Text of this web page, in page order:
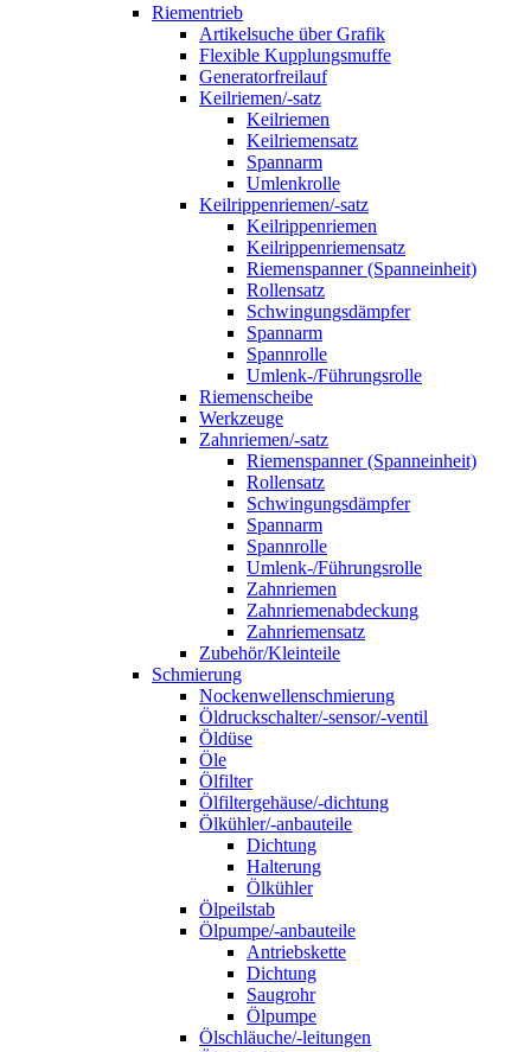
Riementrieb
Artikelsuche über Grafik
Flexible Kupplungsmuffe
Generatorfreilauf
Keilriemen/-satz
Keilriemen
Keilriemensatz
Spannarm
Umlenkrolle
Keilrippenriemen/-satz
Keilrippenriemen
Keilrippenriemensatz
Riemenspanner (Spanneinheit)
Rollensatz
Schwingungsdämpfer
Spannarm
Spannrolle
Umlenk-/Führungsrolle
Riemenscheibe
Werkzeuge
Zahnriemen/-satz
Riemenspanner (Spanneinheit)
Rollensatz
Schwingungsdämpfer
Spannarm
Spannrolle
Umlenk-/Führungsrolle
Zahnriemen
Zahnriemenabdeckung
Zahnriemensatz
Zubehör/Kleinteile
Schmierung
Nockenwellenschmierung
Öldruckschalter/-sensor/-ventil
Öldüse
Öle
Ölfilter
Ölfiltergehäuse/-dichtung
Ölkühler/-anbauteile
Dichtung
Halterung
Ölkühler
Ölpeilstab
Ölpumpe/-anbauteile
Antriebskette
Dichtung
Saugrohr
Ölpumpe
Ölschläuche/-leitungen